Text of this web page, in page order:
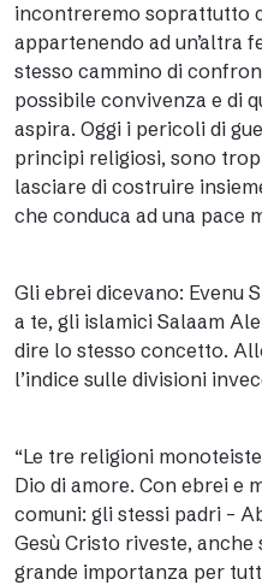
incontreremo soprattutto
appartenendo ad un’altra
stesso cammino di
possibile convivenza e di
aspira. Oggi i pericoli di
principi religiosi, sono
lasciare di costruire
che conduca ad una pace
Gli ebrei dicevano: Evenu
a te, gli islamici Salaam
dire lo stesso concetto.
l’indice sulle divisioni
“Le tre religioni
Dio di amore. Con ebrei e
comuni: gli stessi padri –
Gesù Cristo riveste,
grande importanza per